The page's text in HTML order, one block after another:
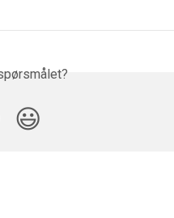
😃